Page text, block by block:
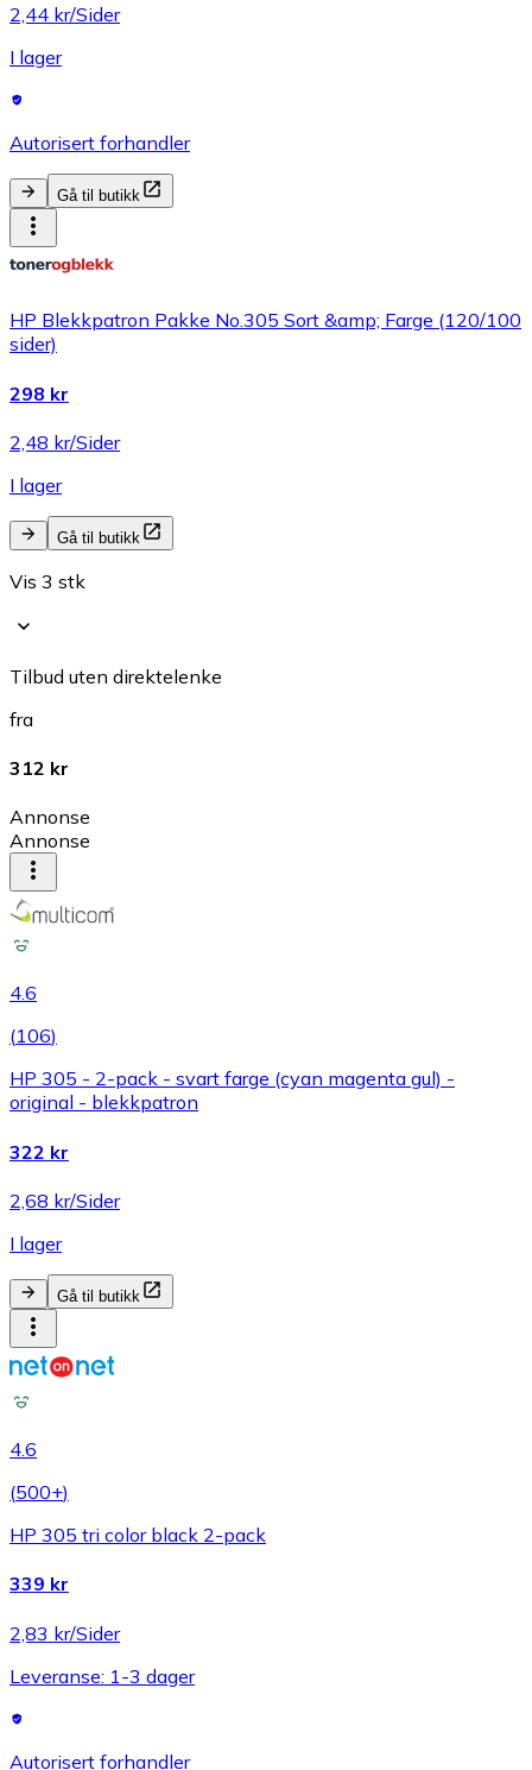
2,44 kr/Sider
I lager
Autorisert forhandler
Gå til butikk
HP Blekkpatron Pakke No.305 Sort &amp; Farge (120/100
sider)
298 kr
2,48 kr/Sider
I lager
Gå til butikk
Vis 3 stk
Tilbud uten direktelenke
fra
312 kr
Annonse
Annonse
4.6
(106)
HP 305 - 2-pack - svart farge (cyan magenta gul) -
original - blekkpatron
322 kr
2,68 kr/Sider
I lager
Gå til butikk
4.6
(500+)
HP 305 tri color black 2-pack
339 kr
2,83 kr/Sider
Leveranse: 1-3 dager
Autorisert forhandler